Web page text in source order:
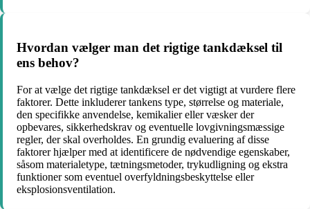
Hvordan vælger man det rigtige tankdæksel til
ens behov?
For at vælge det rigtige tankdæksel er det vigtigt at vurdere flere
faktorer. Dette inkluderer tankens type, størrelse og materiale,
den specifikke anvendelse, kemikalier eller væsker der
opbevares, sikkerhedskrav og eventuelle lovgivningsmæssige
regler, der skal overholdes. En grundig evaluering af disse
faktorer hjælper med at identificere de nødvendige egenskaber,
såsom materialetype, tætningsmetoder, trykudligning og ekstra
funktioner som eventuel overfyldningsbeskyttelse eller
eksplosionsventilation.